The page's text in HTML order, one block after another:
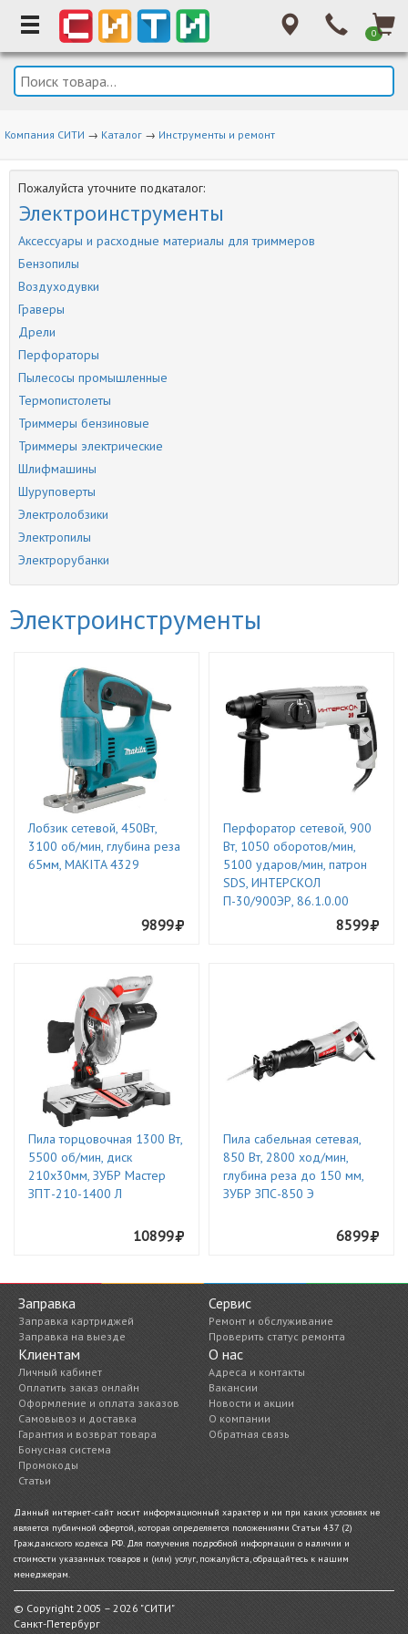
0
Компания СИТИ → Каталог → Инструменты и ремонт
Пожалуйста уточните подкаталог:
Электроинструменты
Аксессуары и расходные материалы для триммеров
Бензопилы
Воздуходувки
Граверы
Дрели
Перфораторы
Пылесосы промышленные
Термопистолеты
Триммеры бензиновые
Триммеры электрические
Шлифмашины
Шуруповерты
Электролобзики
Электропилы
Электрорубанки
Электроинструменты
Лобзик сетевой, 450Вт,
3100 об/мин, глубина реза
65мм, MAKITA 4329
9899
Перфоратор сетевой, 900
Вт, 1050 оборотов/мин,
5100 ударов/мин, патрон
SDS, ИНТЕРСКОЛ
П-30/900ЭР, 86.1.0.00
8599
Пила торцовочная 1300 Вт,
5500 об/мин, диск
210х30мм, ЗУБР Мастер
ЗПТ-210-1400 Л
10899
Пила сабельная сетевая,
850 Вт, 2800 ход/мин,
глубина реза до 150 мм,
ЗУБР ЗПС-850 Э
6899
Заправка
Заправка картриджей
Заправка на выезде
Сервис
Ремонт и обслуживание
Проверить статус ремонта
Клиентам
Личный кабинет
Оплатить заказ онлайн
Оформление и оплата заказов
Самовывоз и доставка
Гарантия и возврат товара
Бонусная система
Промокоды
Статьи
О нас
Адреса и контакты
Вакансии
Новости и акции
О компании
Обратная связь
Данный интернет-сайт носит информационный характер и ни при каких условиях не
является публичной офертой, которая определяется положениями Статьи 437 (2)
Гражданского кодекса РФ. Для получения подробной информации о наличии и
стоимости указанных товаров и (или) услуг, пожалуйста, обращайтесь к нашим
менеджерам.
© Copyright 2005 – 2026 "СИТИ"
Санкт-Петербург